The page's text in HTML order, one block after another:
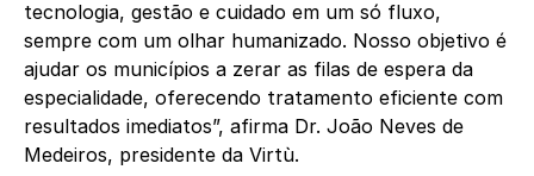
tecnologia, gestão e cuidado em um só fluxo,
sempre com um olhar humanizado. Nosso objetivo é
ajudar os municípios a zerar as filas de espera da
especialidade, oferecendo tratamento eficiente com
resultados imediatos”, afirma Dr. João Neves de
Medeiros, presidente da Virtù.